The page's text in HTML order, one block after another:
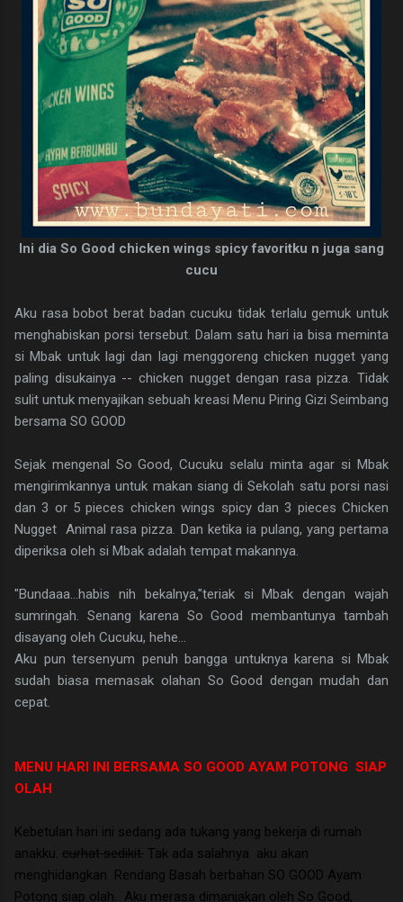
Ini dia So Good chicken wings spicy favoritku n juga sang
cucu
Aku rasa bobot berat badan cucuku tidak terlalu gemuk untuk
menghabiskan porsi tersebut. Dalam satu hari ia bisa meminta
si Mbak untuk lagi dan lagi menggoreng chicken nugget yang
paling disukainya -- chicken nugget dengan rasa pizza. Tidak
sulit untuk menyajikan sebuah kreasi Menu Piring Gizi Seimbang
bersama SO GOOD
Sejak mengenal So Good, Cucuku selalu minta agar si Mbak
mengirimkannya untuk makan siang di Sekolah satu porsi nasi
dan 3 or 5 pieces chicken wings spicy dan 3 pieces Chicken
Nugget Animal rasa pizza. Dan ketika ia pulang, yang pertama
diperiksa oleh si Mbak adalah tempat makannya.
"Bundaaa...habis nih bekalnya,"teriak si Mbak dengan wajah
sumringah. Senang karena So Good membantunya tambah
disayang oleh Cucuku, hehe...
Aku pun tersenyum penuh bangga untuknya karena si Mbak
sudah biasa memasak olahan So Good dengan mudah dan
cepat.
MENU HARI INI BERSAMA SO GOOD AYAM POTONG SIAP
OLAH
Kebetulan hari ini sedang ada tukang yang bekerja di rumah
anakku. curhat sedikit. Tak ada salahnya aku akan
menghidangkan Rendang Basah berbahan SO GOOD Ayam
Potong siap olah. Aku merasa dimanjakan oleh So Good,